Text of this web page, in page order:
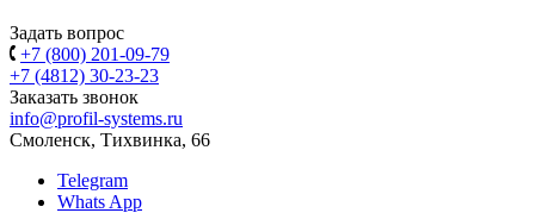
Задать вопрос
+7 (800) 201-09-79
+7 (4812) 30-23-23
Заказать звонок
info@profil-systems.ru
Смоленск, Тихвинка, 66
Telegram
Whats App